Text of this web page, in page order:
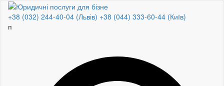
+38 (032) 244-40-04 (Львів) +38 (044) 333-60-44 (Київ)
договор